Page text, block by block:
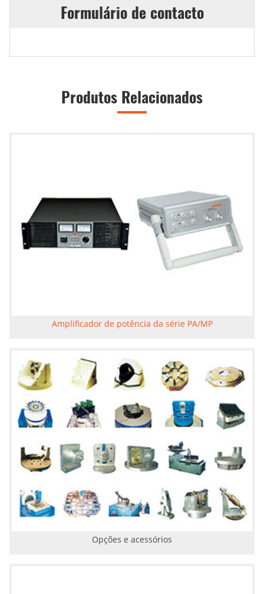
Formulário de contacto
Produtos Relacionados
Amplificador de potência da série PA/MP
Opções e acessórios